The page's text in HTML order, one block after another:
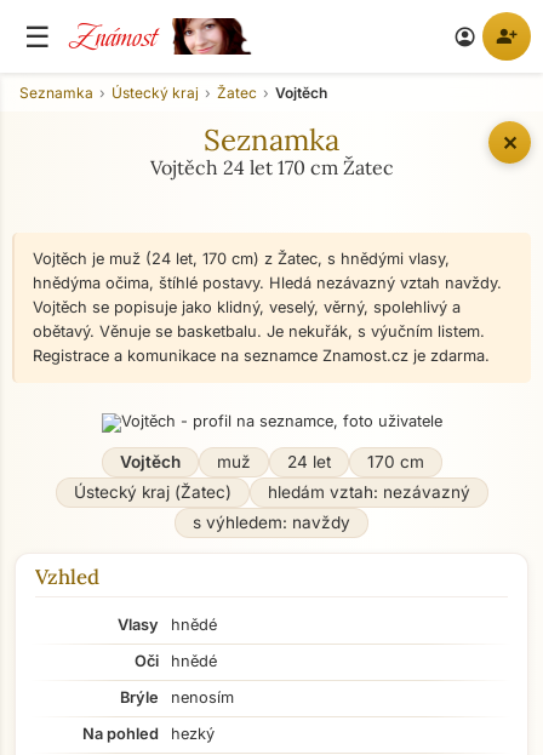
☰ Známost account_circle person_add
✕
Seznamka Ústecký kraj Žatec Vojtěch
Seznamka
Vojtěch 24 let 170 cm Žatec
Vojtěch je muž (24 let, 170 cm) z Žatec, s hnědými vlasy,
hnědýma očima, štíhlé postavy. Hledá nezávazný vztah navždy.
Vojtěch se popisuje jako klidný, veselý, věrný, spolehlivý a
obětavý. Věnuje se basketbalu. Je nekuřák, s výučním listem.
Registrace a komunikace na seznamce Znamost.cz je zdarma.
Vojtěch muž 24 let
170 cm
Ústecký kraj (Žatec)
hledám vztah: nezávazný
s výhledem: navždy
Vzhled
Vlasy
hnědé
Oči
hnědé
Brýle
nenosím
Na pohled
hezký